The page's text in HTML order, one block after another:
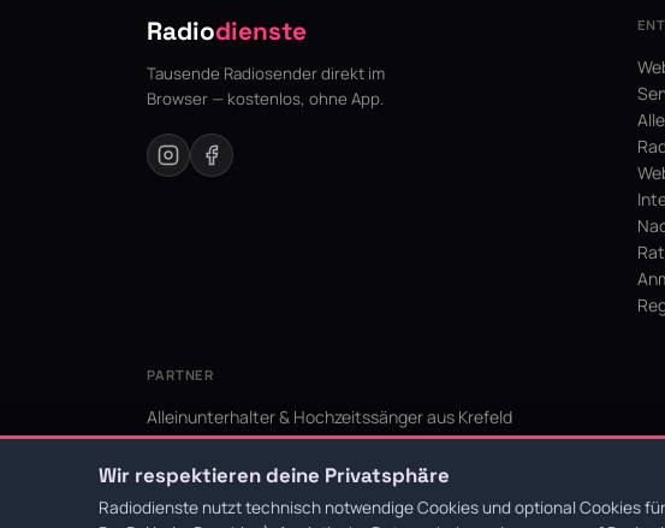
Radiodienste
Tausende Radiosender direkt im
Browser — kostenlos, ohne App.
PARTNER
Alleinunterhalter & Hochzeitssänger aus Krefeld
KI Niederrhein - Agentur aus Krefeld für den Niederrhein
Wir respektieren deine Privatsphäre
Radiodienste nutzt technisch notwendige Cookies und optional Cookies